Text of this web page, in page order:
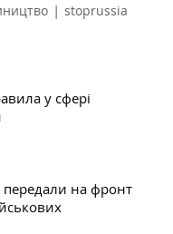
| stoprussia
у сфері
передали на фронт